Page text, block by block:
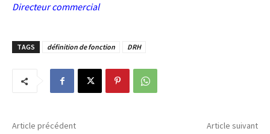
Directeur commercial
TAGS définition de fonction DRH
Article précédent Article suivant